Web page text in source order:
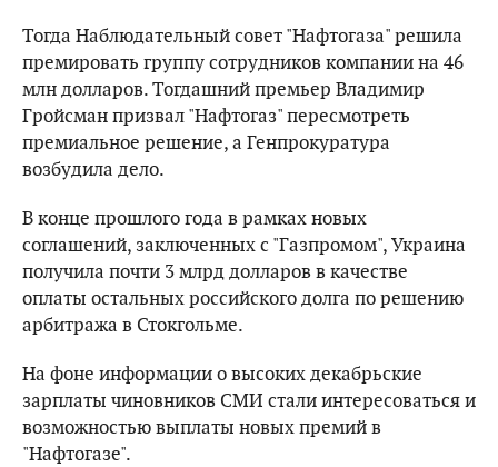
Тогда Наблюдательный совет "Нафтогаза" решила
премировать группу сотрудников компании на 46
млн долларов. Тогдашний премьер Владимир
Гройсман призвал "Нафтогаз" пересмотреть
премиальное решение, а Генпрокуратура
возбудила дело.
В конце прошлого года в рамках новых
соглашений, заключенных с "Газпромом", Украина
получила почти 3 млрд долларов в качестве
оплаты остальных российского долга по решению
арбитража в Стокгольме.
На фоне информации о высоких декабрьские
зарплаты чиновников СМИ стали интересоваться и
возможностью выплаты новых премий в
"Нафтогазе".